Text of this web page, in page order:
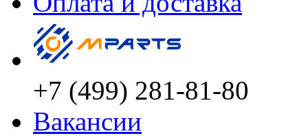
+7 (499) 281-81-80
Вакансии